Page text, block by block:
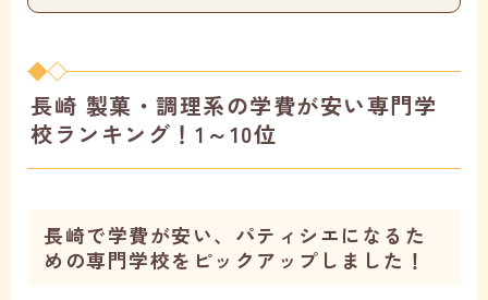
長崎 製菓・調理系の学費が安い専門学
校ランキング！1～10位
長崎で学費が安い、パティシエになるた
めの専門学校をピックアップしました！